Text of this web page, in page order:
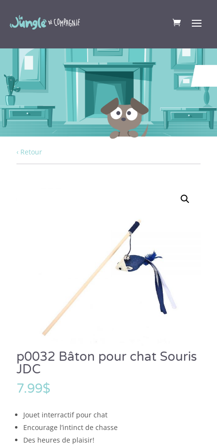
‹ Retour
p0032 Bâton pour chat Souris
JDC
7.99$
Jouet interractif pour chat
Encourage l’intinct de chasse
Des heures de plaisir!